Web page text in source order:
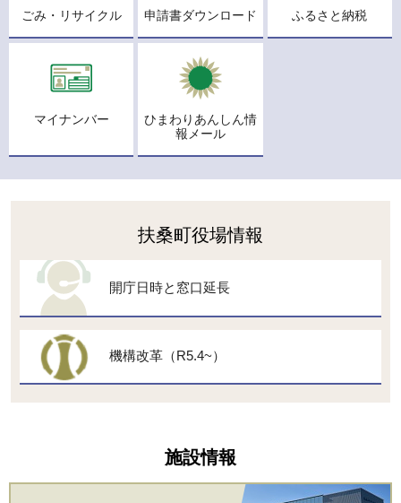
ごみ・リサイクル 申請書ダウンロード ふるさと納税
マイナンバー
ひまわりあんしん情
報メール
扶桑町役場情報
開庁日時と窓口延長
機構改革（R5.4~）
施設情報